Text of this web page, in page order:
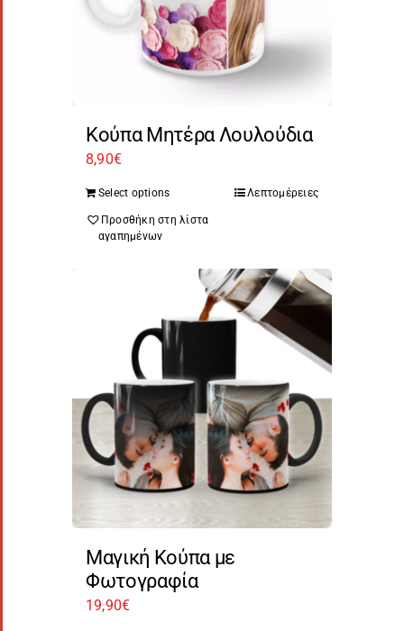
Κούπα Μητέρα Λουλούδια
8,90€
Select options Λεπτομέρειες
Προσθήκη στη λίστα
αγαπημένων
Μαγική Κούπα με
Φωτογραφία
19,90€